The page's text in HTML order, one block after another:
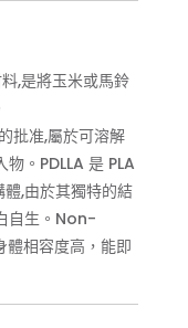
,是將玉米或馬鈴
批准,屬於可溶解
。PDLLA 是 PLA
,由於其獨特的結
自生。Non-
相容度高，能即